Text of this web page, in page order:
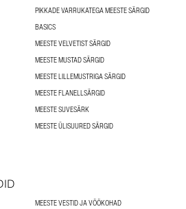
PIKKADE VARRUKATEGA MEESTE SÄRGID
BASICS
MEESTE VELVETIST SÄRGID
MEESTE MUSTAD SÄRGID
MEESTE LILLEMUSTRIGA SÄRGID
MEESTE FLANELLSÄRGID
MEESTE SUVESÄRK
MEESTE ÜLISUURED SÄRGID
MEESTE VESTID JA VÖÖKOHAD